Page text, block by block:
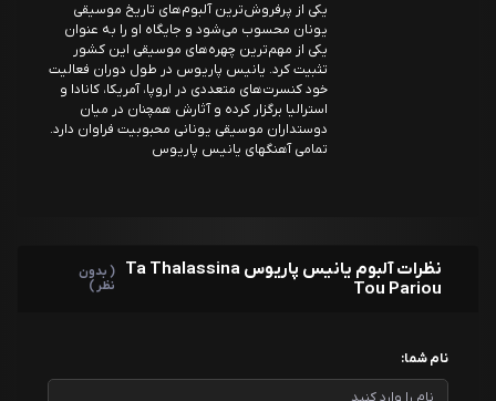
یکی از پرفروش‌ترین آلبوم‌های تاریخ موسیقی
یونان محسوب می‌شود و جایگاه او را به عنوان
یکی از مهم‌ترین چهره‌های موسیقی این کشور
تثبیت کرد. یانیس پاریوس در طول دوران فعالیت
خود کنسرت‌های متعددی در اروپا، آمریکا، کانادا و
استرالیا برگزار کرده و آثارش همچنان در میان
دوستداران موسیقی یونانی محبوبیت فراوان دارد.
تمامی آهنگهای یانیس پاریوس
نظرات آلبوم یانیس پاریوس Ta Thalassina
Tou Pariou
( بدون
نظر )
نام شما: